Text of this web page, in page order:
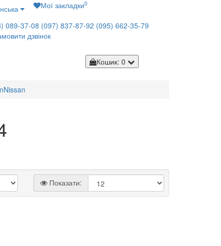
Мої закладки0
089-37-08 (097) 837-87-92 (095) 662-35-79
дзвінок
Кошик: 0
Nissan
Показати: